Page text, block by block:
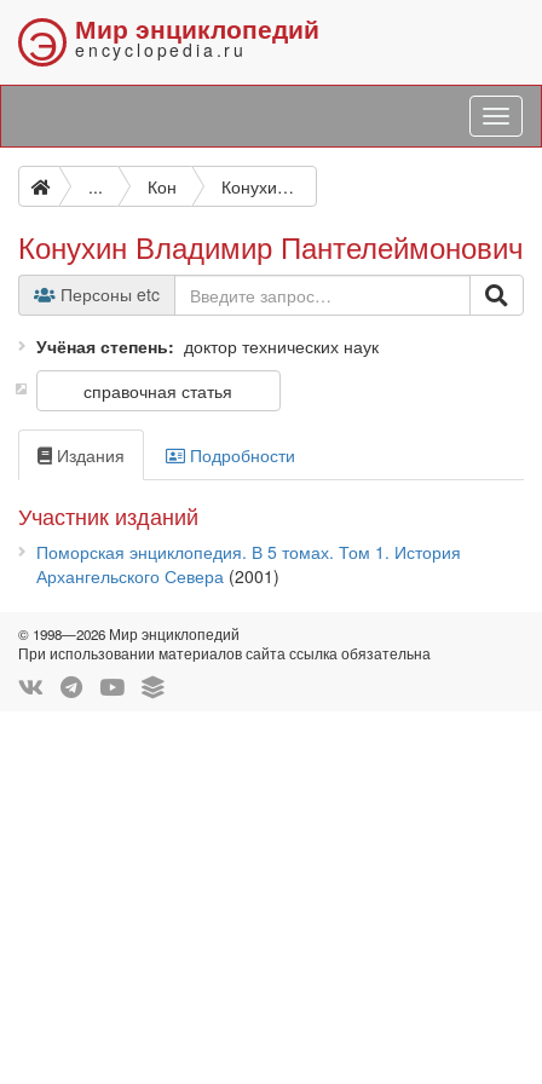
Э Мир энциклопедий
encyclopedia.ru
... Кон Конухин Владимир Пантелеймонович
Конухин Владимир Пантелеймонович
Персоны etc
Учёная степень
доктор технических наук
справочная статья
Издания Подробности
Участник изданий
Поморская энциклопедия. В 5 томах. Том 1. История
Архангельского Севера (2001)
© 1998—2026 Мир энциклопедий
При использовании материалов сайта ссылка обязательна